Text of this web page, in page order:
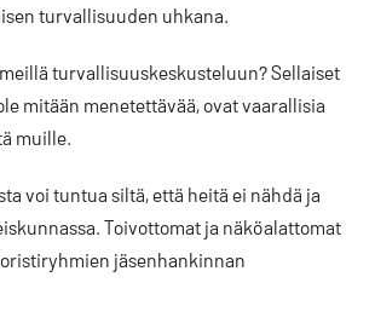
turvallisuuden uhkana.
turvallisuuskeskusteluun? Sellaiset
mitään menetettävää, ovat vaarallisia
muille.
voi tuntua siltä, että heitä ei nähdä ja
Toivottomat ja näköalattomat
jäsenhankinnan